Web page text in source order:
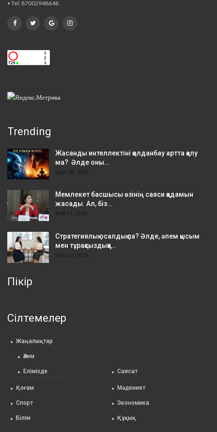
• Tel: 87002948648
Trending
Жасанды интеллектіні қолданбау артта қалу
ма? Әлде оны…
Мар 28, 2026
Мемлекет басшысы өзінің саяси қадамын
жасады. Ал, біз…
Фев 11, 2026
Стратегиялық осалдық па? Әлде, әлем қысым
мен тұрақсыздыққа…
Мар 31, 2026
Пікір
Сілтемелер
Жаңалықтар
Әлем
Елімізде Саясат
Қоғам Мәдениет
Спорт Экономика
Білім Құқық